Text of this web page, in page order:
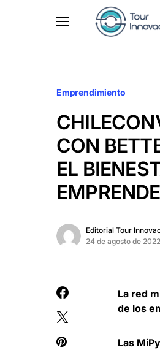
Emprendimiento
CON
EL
Editorial Tour
24 de agosto de 2022
La red
de los
Las